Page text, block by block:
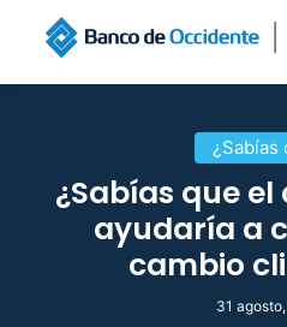
¿Sabías
¿Sabías que
ayudaría a
cambio
31